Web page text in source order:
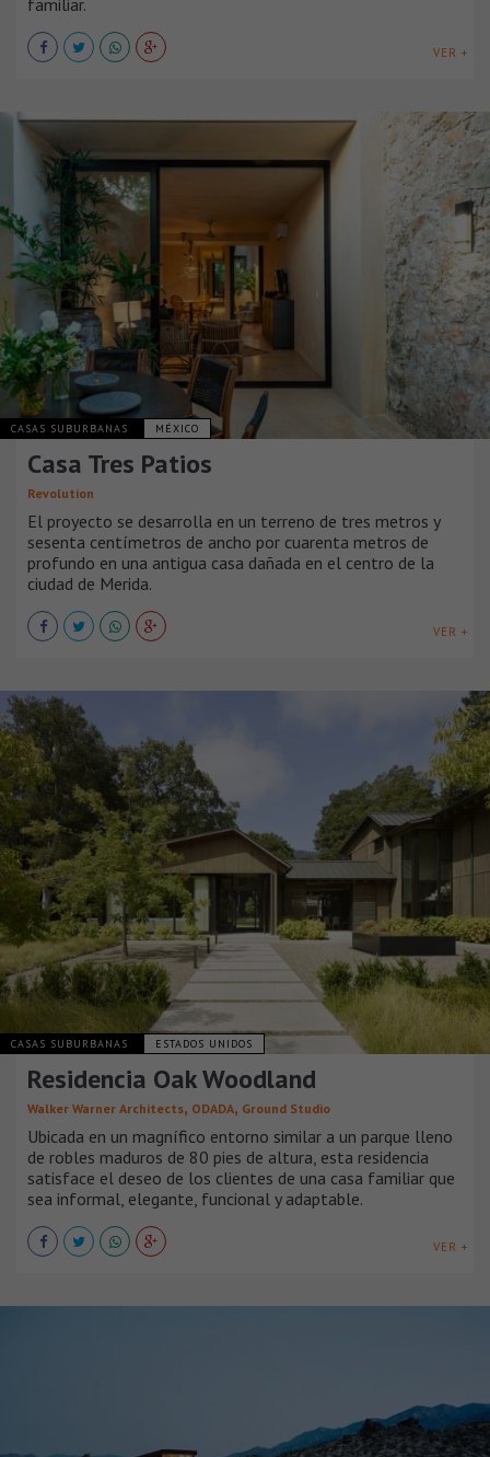
familiar.
VER +
CASAS SUBURBANAS MÉXICO
Casa Tres Patios
Revolution
El proyecto se desarrolla en un terreno de tres metros y
sesenta centímetros de ancho por cuarenta metros de
profundo en una antigua casa dañada en el centro de la
ciudad de Merida.
VER +
CASAS SUBURBANAS ESTADOS UNIDOS
Residencia Oak Woodland
Walker Warner Architects, ODADA, Ground Studio
Ubicada en un magnífico entorno similar a un parque lleno
de robles maduros de 80 pies de altura, esta residencia
satisface el deseo de los clientes de una casa familiar que
sea informal, elegante, funcional y adaptable.
VER +